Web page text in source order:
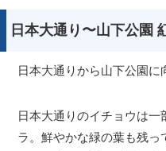
日本大通り〜山下公園
日本大通りから山下公園に
日本大通りのイチョウは
ラ。鮮やかな緑の葉も残っ